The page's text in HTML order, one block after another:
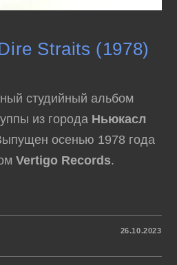
Straits (1978)
студийный альбом
из города Ньюкасл
осенью 1978 года
Vertigo Records.
26.10.2023